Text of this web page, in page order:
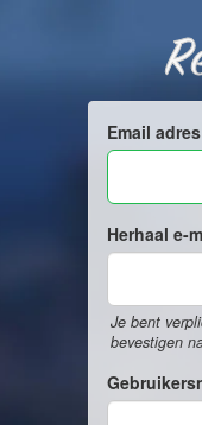
Email adres
Herhaal e-
Je bent
bevestigen